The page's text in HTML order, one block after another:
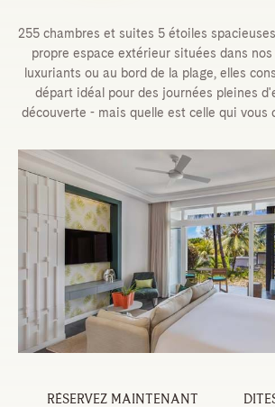
255 chambres et suites 5 étoiles
propre espace extérieur situées dans
luxuriants ou au bord de la plage, elles
départ idéal pour des journées pleines
découverte - mais quelle est celle qui vous
RÉSERVEZ MAINTENANT